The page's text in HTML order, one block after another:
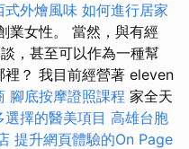
式外燴風味 如何進行居家
業女性。 當然，與有經
，甚至可以作為一種幫
？ 我目前經營著 eleven
腳底按摩證照課程 家全天
選擇的醫美項目 高雄台胞
提升網頁體驗的On Page